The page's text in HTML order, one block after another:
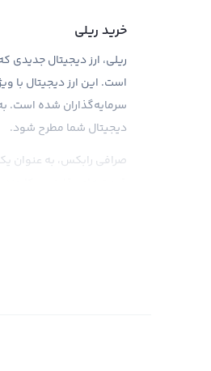
خرید ریلی
است. این ارز دیجیتال با
سرمایه‌گذاران شده است.
دیجیتال شما مطرح شود.
صرافی رابکس، به عنوان
می‌باشد. از این رو، در
صرافی رابکس نمایید و